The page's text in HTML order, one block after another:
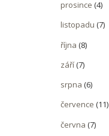
prosince (4)
listopadu (7)
října (8)
září(7)
srpna (6)
července (11)
června (7)